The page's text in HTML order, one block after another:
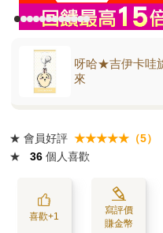
呀哈★吉伊卡哇
來
★ 會員好評 ★★★★★（5）
★
36 個人喜歡
喜歡+1
寫評價
賺金幣